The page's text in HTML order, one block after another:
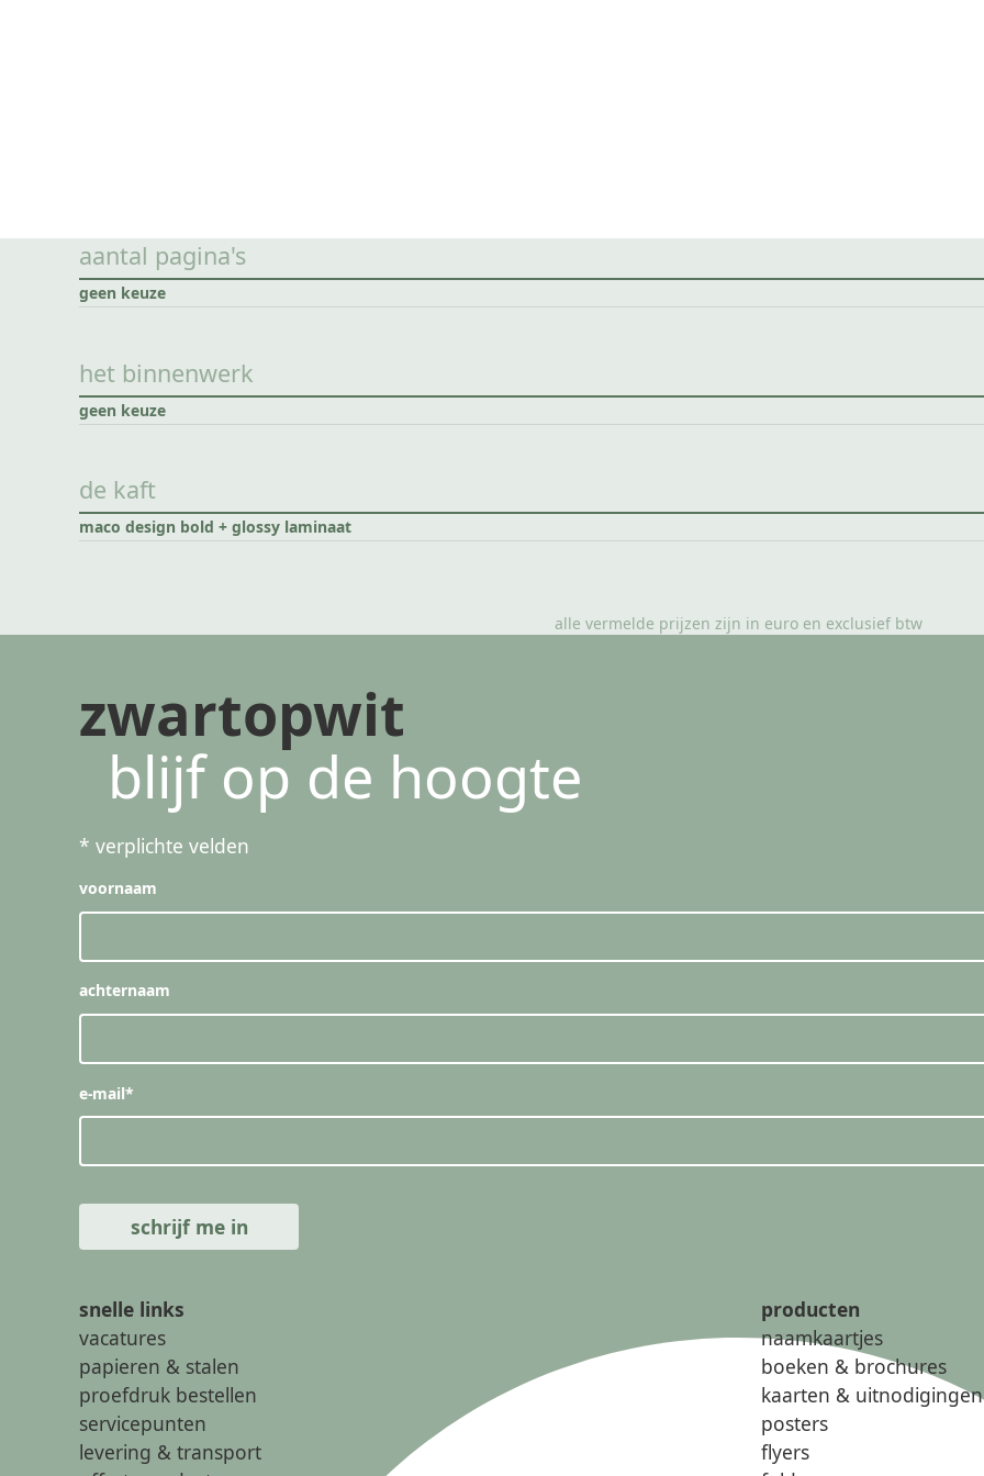
aantal pagina's
geen keuze
het binnenwerk
geen keuze
de kaft
maco design bold + glossy laminaat
alle vermelde prijzen zijn in euro en exclusief btw
zwartopwit
blijf op de hoogte
* verplichte velden
voornaam
achternaam
e-mail*
snelle links
vacatures
papieren & stalen
proefdruk bestellen
servicepunten
levering & transport
producten
naamkaartjes
boeken & brochures
kaarten & uitnodigingen
posters
flyers